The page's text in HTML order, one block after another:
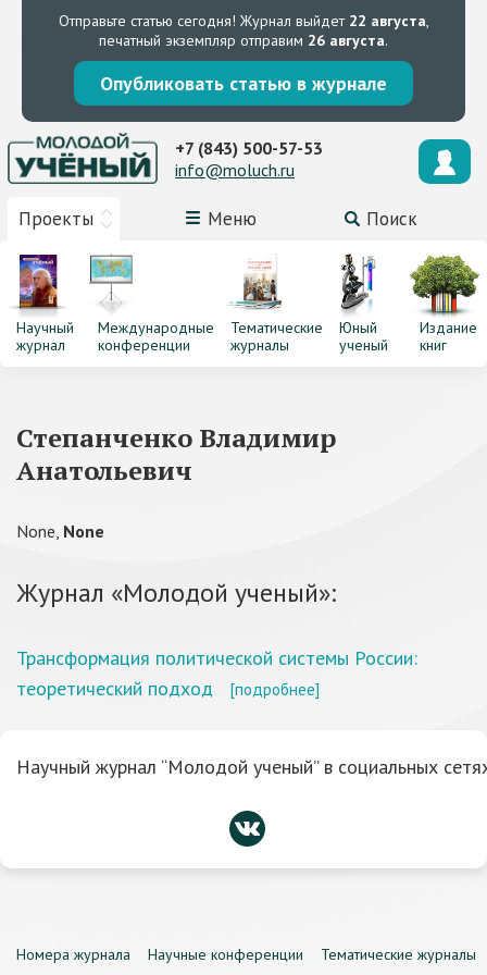
Отправьте статью сегодня! Журнал выйдет 22 августа,
печатный экземпляр отправим 26 августа.
Опубликовать статью в журнале
Проекты Меню Поиск
+7 (843) 500-57-53
info@moluch.ru
Научный
журнал
Международные
конференции
Тематические
журналы
Юный
ученый
Издание
книг
Степанченко Владимир
Анатольевич
None, None
Журнал «Молодой ученый»:
Трансформация политической системы России:
теоретический подход
[подробнее]
Научный журнал “Молодой ученый” в социальных
Номера журнала Научные конференции
Тематические журналы